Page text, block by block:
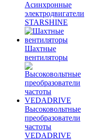
Асинхронные
электродвигатели
STARSHINE
Шахтные
вентиляторы
Высоковольтные
преобразователи
частоты
VEDADRIVE